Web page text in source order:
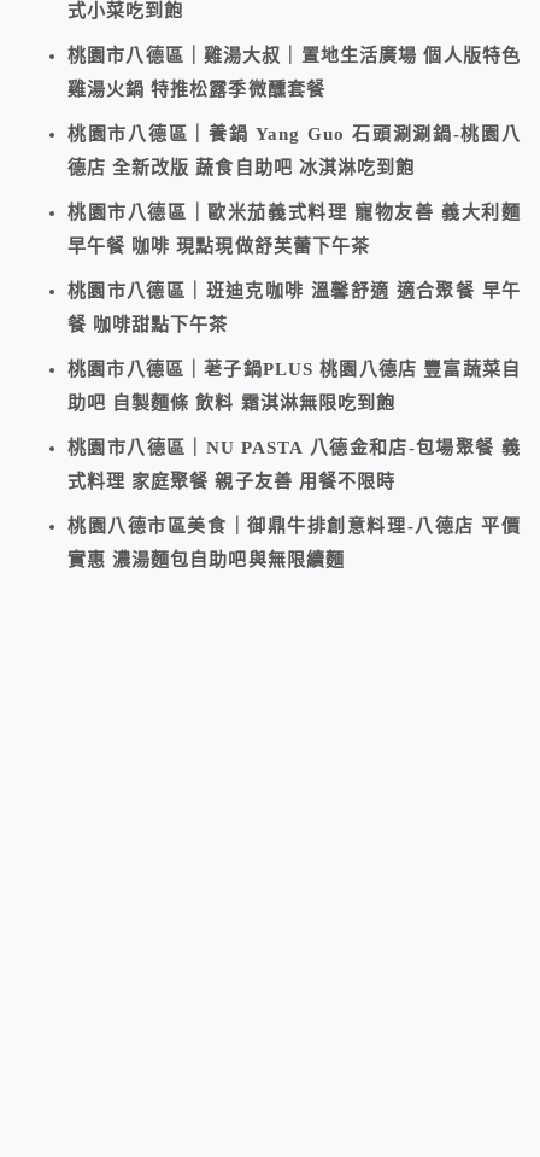
式小菜吃到飽
桃園市八德區｜雞湯大叔｜置地生活廣場 個人版特色
雞湯火鍋 特推松露季微醺套餐
桃園市八德區｜養鍋 Yang Guo 石頭涮涮鍋-桃園八
德店 全新改版 蔬食自助吧 冰淇淋吃到飽
桃園市八德區｜歐米茄義式料理 寵物友善 義大利麵
早午餐 咖啡 現點現做舒芙蕾下午茶
桃園市八德區｜班迪克咖啡 溫馨舒適 適合聚餐 早午
餐 咖啡甜點下午茶
桃園市八德區｜荖子鍋PLUS 桃園八德店 豐富蔬菜自
助吧 自製麵條 飲料 霜淇淋無限吃到飽
桃園市八德區｜NU PASTA 八德金和店-包場聚餐 義
式料理 家庭聚餐 親子友善 用餐不限時
桃園八德市區美食｜御鼎牛排創意料理-八德店 平價
實惠 濃湯麵包自助吧與無限續麵